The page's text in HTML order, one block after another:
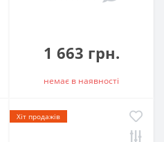
1 663 грн.
немає в наявностi
Хіт продажів